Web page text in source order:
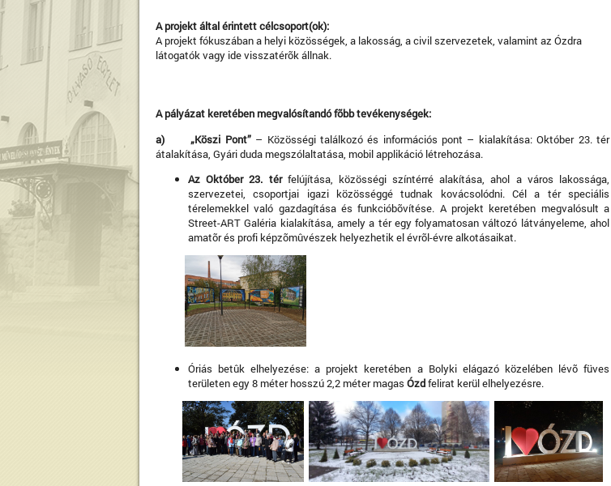
A projekt által érintett célcsoport(ok):
A projekt fókuszában a helyi közösségek, a lakosság, a civil szervezetek, valamint az Ózdra
látogatók vagy ide visszatérõk állnak.
A pályázat keretében megvalósítandó fõbb tevékenységek:
a)„Köszi Pont”– Közösségi találkozó és információs pont – kialakítása: Október 23. tér
átalakítása, Gyári duda megszólaltatása, mobil applikáció létrehozása.
Az Október 23. térfelújítása, közösségi színtérré alakítása, ahol a város lakossága,
szervezetei, csoportjai igazi közösséggé tudnak kovácsolódni. Cél a tér speciális
térelemekkel való gazdagítása és funkcióbõvítése. A projekt keretében megvalósult a
Street-ART Galéria kialakítása, amely a tér egy folyamatosan változó látványeleme, ahol
amatõr és profi képzõmûvészek helyezhetik el évrõl-évre alkotásaikat.
Óriás betûk elhelyezése: a projekt keretében a Bolyki elágazó közelében lévõ füves
területen egy 8 méter hosszú 2,2 méter magas Ózdfelirat kerül elhelyezésre.